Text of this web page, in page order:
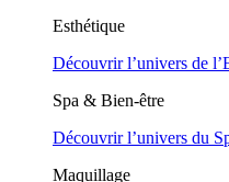
Esthétique
Découvrir l’univers de
Spa & Bien-être
Découvrir l’univers du
Maquillage